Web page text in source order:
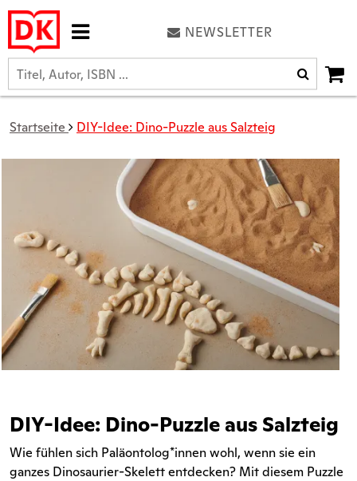
NEWSLETTER
Startseite DIY-Idee: Dino-Puzzle aus Salzteig
DIY-Idee: Dino-Puzzle aus Salzteig
Wie fühlen sich Paläontolog*innen wohl, wenn sie ein
ganzes Dinosaurier-Skelett entdecken? Mit diesem Puzzle